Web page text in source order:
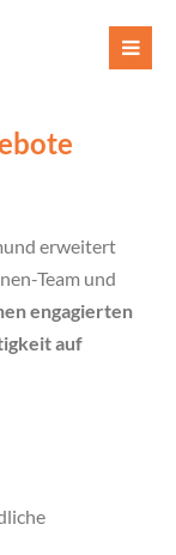
erweitert
Team und
engagierten
auf